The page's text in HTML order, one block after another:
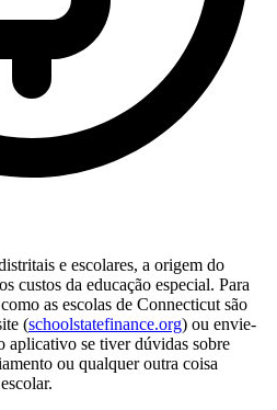
e escolares, a origem do
custos da educação especial. Para
as escolas de Connecticut são
(schoolstatefinance.org) ou envie-
aplicativo se tiver dúvidas sobre
ou qualquer outra coisa